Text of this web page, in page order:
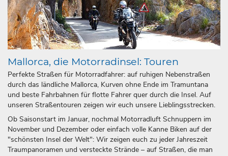
Mallorca, die Motorradinsel: Touren
Perfekte Straßen für Motorradfahrer: auf ruhigen Nebenstraßen
durch das ländliche Mallorca, Kurven ohne Ende im Tramuntana
und beste Fahrbahnen für flotte Fahrer quer durch die Insel. Auf
unseren Straßentouren zeigen wir euch unsere Lieblingsstrecken.
Ob Saisonstart im Januar, nochmal Motorradluft Schnuppern im
November und Dezember oder einfach volle Kanne Biken auf der
"schönsten Insel der Welt": Wir zeigen euch zu jeder Jahreszeit
Traumpanoramen und versteckte Strände – auf Straßen, die man